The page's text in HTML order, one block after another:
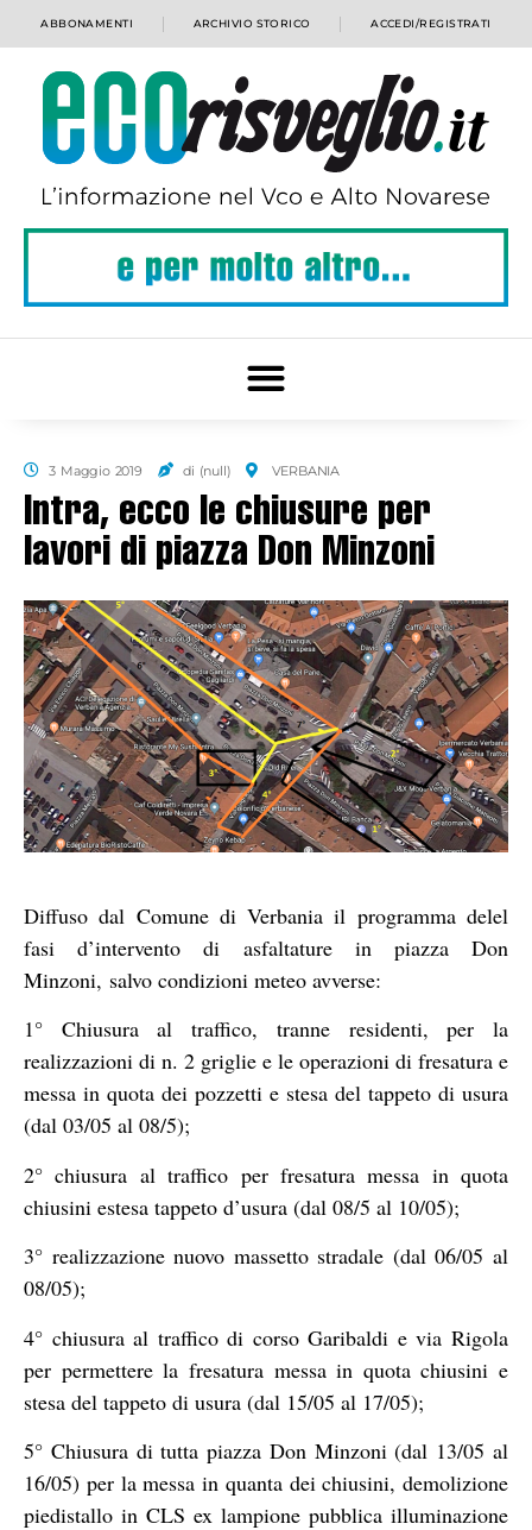
ABBONAMENTI ARCHIVIO STORICO ACCEDI/REGISTRATI
3 Maggio 2019 di (null) VERBANIA
Intra, ecco le chiusure per
lavori di piazza Don Minzoni
Diffuso dal Comune di Verbania il programma delel
fasi d’intervento di asfaltature in piazza Don
Minzoni, salvo condizioni meteo avverse:
1° Chiusura al traffico, tranne residenti, per la
realizzazioni di n. 2 griglie e le operazioni di fresatura e
messa in quota dei pozzetti e stesa del tappeto di usura
(dal 03/05 al 08/5);
2° chiusura al traffico per fresatura messa in quota
chiusini estesa tappeto d’usura (dal 08/5 al 10/05);
3° realizzazione nuovo massetto stradale (dal 06/05 al
08/05);
4° chiusura al traffico di corso Garibaldi e via Rigola
per permettere la fresatura messa in quota chiusini e
stesa del tappeto di usura (dal 15/05 al 17/05);
5° Chiusura di tutta piazza Don Minzoni (dal 13/05 al
16/05) per la messa in quanta dei chiusini, demolizione
piedistallo in CLS ex lampione pubblica illuminazione